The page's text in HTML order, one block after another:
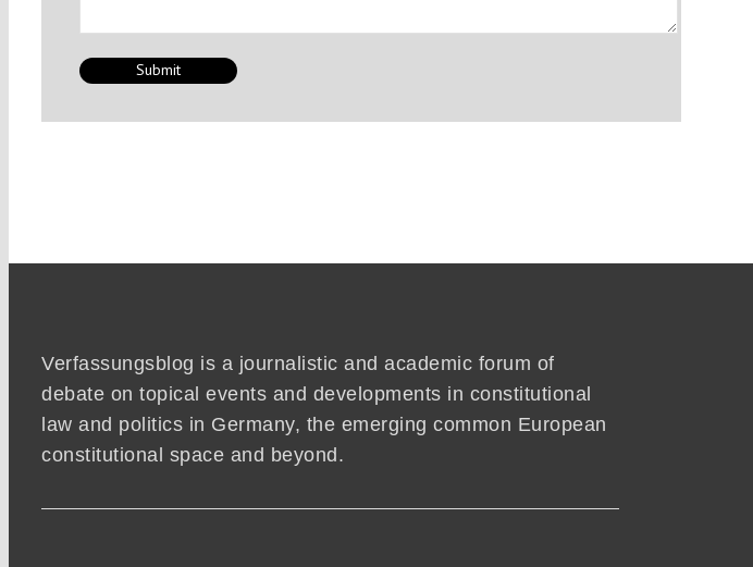
Verfassungsblog is a journalistic and academic forum of
debate on topical events and developments in constitutional
law and politics in Germany, the emerging common European
constitutional space and beyond.